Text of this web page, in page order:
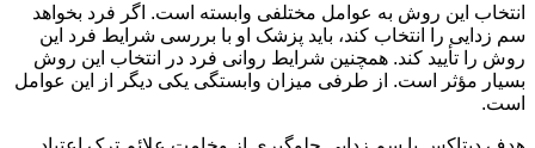
انتخاب این روش به عوامل مختلفی وابسته است. اگر فرد بخواهد
سم زدایی را انتخاب کند، باید پزشک او با بررسی شرایط فرد این
روش را تأیید کند. همچنین شرایط روانی فرد در انتخاب این روش
بسیار مؤثر است. از طرفی میزان وابستگی یکی دیگر از این عوامل
است.